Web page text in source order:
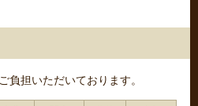
負担いただいております。